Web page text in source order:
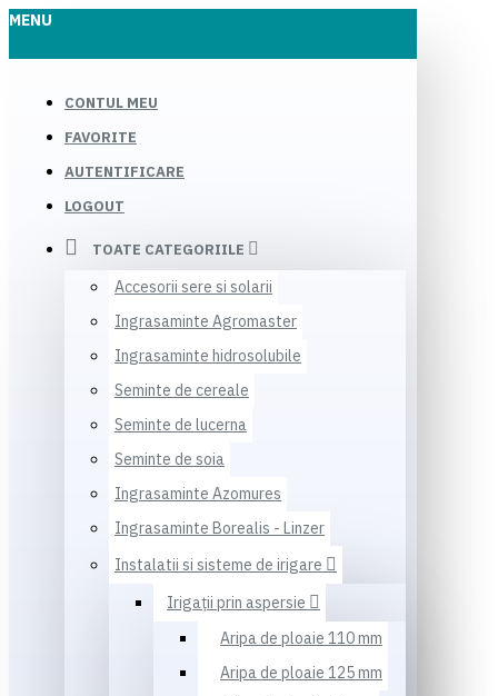
MENU
CONTUL MEU
FAVORITE
AUTENTIFICARE
LOGOUT
TOATE CATEGORIILE
Accesorii sere si solarii
Ingrasaminte Agromaster
Ingrasaminte hidrosolubile
Seminte de cereale
Seminte de lucerna
Seminte de soia
Ingrasaminte Azomures
Ingrasaminte Borealis - Linzer
Instalatii si sisteme de irigare
Irigaţii prin aspersie
Aripa de ploaie 110 mm
Aripa de ploaie 125 mm